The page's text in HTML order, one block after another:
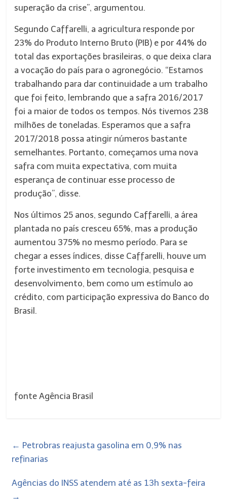
superação da crise”, argumentou.
Segundo Caffarelli, a agricultura responde por
23% do Produto Interno Bruto (PIB) e por 44% do
total das exportações brasileiras, o que deixa clara
a vocação do país para o agronegócio. “Estamos
trabalhando para dar continuidade a um trabalho
que foi feito, lembrando que a safra 2016/2017
foi a maior de todos os tempos. Nós tivemos 238
milhões de toneladas. Esperamos que a safra
2017/2018 possa atingir números bastante
semelhantes. Portanto, começamos uma nova
safra com muita expectativa, com muita
esperança de continuar esse processo de
produção”, disse.
Nos últimos 25 anos, segundo Caffarelli, a área
plantada no país cresceu 65%, mas a produção
aumentou 375% no mesmo período. Para se
chegar a esses índices, disse Caffarelli, houve um
forte investimento em tecnologia, pesquisa e
desenvolvimento, bem como um estímulo ao
crédito, com participação expressiva do Banco do
Brasil.
fonte Agência Brasil
← Petrobras reajusta gasolina em 0,9% nas
refinarias
Agências do INSS atendem até as 13h sexta-feira
→